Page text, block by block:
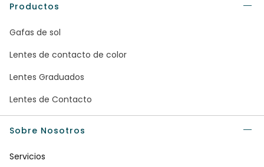
Productos
Gafas de sol
Lentes de contacto de color
Lentes Graduados
Lentes de Contacto
Sobre Nosotros
Servicios